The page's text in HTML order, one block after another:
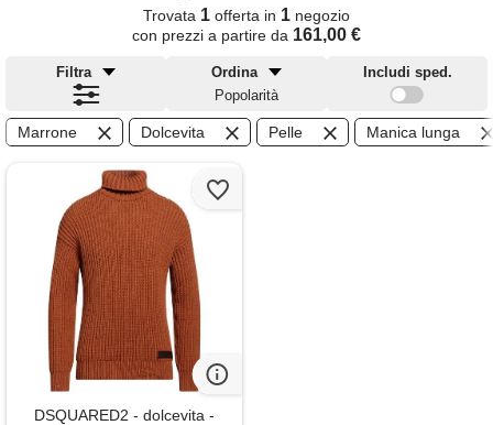
Trovata 1 offerta in 1 negozio
con prezzi a partire da 161,00 €
Filtra
Ordina
Popolarità
Includi sped.
Marrone Dolcevita Pelle Manica lunga
DSQUARED2 - dolcevita -